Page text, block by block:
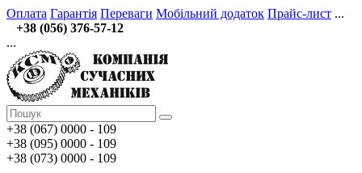
Оплата Гарантія Переваги Мобільний додаток Прайс-лист ...
+38 (056) 376-57-12
...
+38 (067) 0000 - 109
+38 (095) 0000 - 109
+38 (073) 0000 - 109